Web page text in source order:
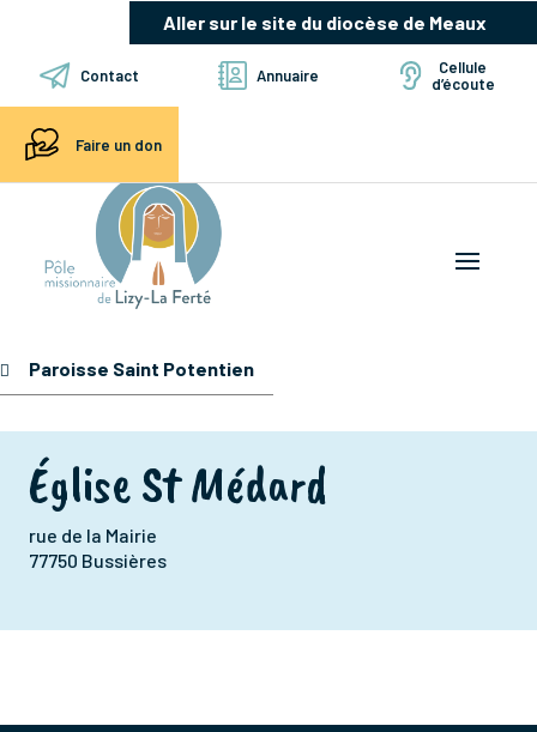
Aller sur le site du diocèse de Meaux
Contact Annuaire
Cellule
d’écoute
Faire un don
Paroisse Saint Potentien
Église St Médard
rue de la Mairie
77750 Bussières